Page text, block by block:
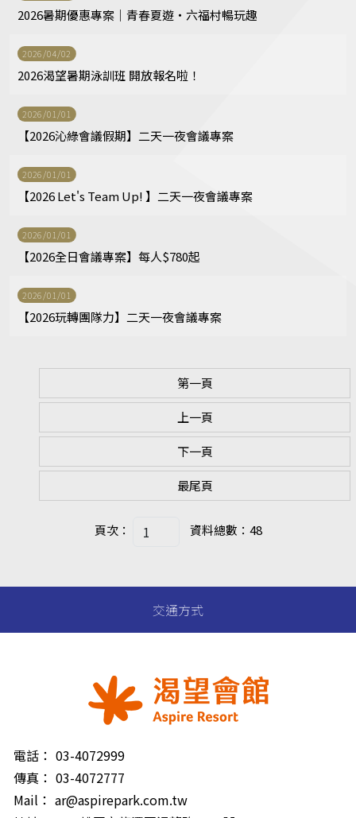
2026暑期優惠專案｜青春夏遊・六福村暢玩趣
2026/04/02
2026渴望暑期泳訓班 開放報名啦！
2026/01/01
【2026沁綠會議假期】二天一夜會議專案
2026/01/01
【2026 Let's Team Up! 】二天一夜會議專案
2026/01/01
【2026全日會議專案】每人$780起
2026/01/01
【2026玩轉團隊力】二天一夜會議專案
第一頁
上一頁
下一頁
最尾頁
頁次： 資料總數：48
交通方式
電話： 03-4072999
傳真： 03-4072777
Mail： ar@aspirepark.com.tw